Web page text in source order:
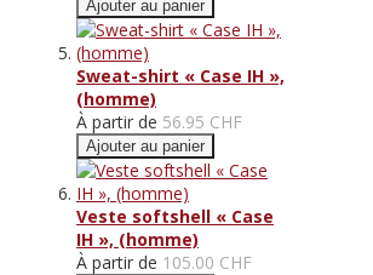
Ajouter au panier
Sweat-shirt « Case IH »,
(homme)
À partir de 56.95 CHF
Ajouter au panier
Veste softshell « Case
IH », (homme)
À partir de 105.00 CHF